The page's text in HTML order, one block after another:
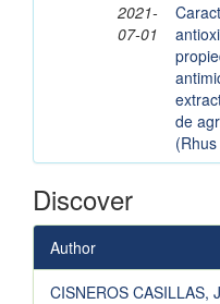
2021-
07-01
de
Discover
Author
CISNEROS CASILLAS,